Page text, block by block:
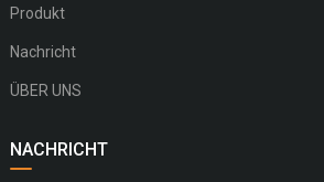
Produkt
Nachricht
ÜBER UNS
NACHRICHT